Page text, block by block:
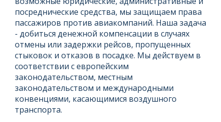
посреднические средства, мы защищаем права
пассажиров против авиакомпаний. Наша задача
- добиться денежной компенсации в случаях
отмены или задержки рейсов, пропущенных
стыковок и отказов в посадке. Мы действуем в
соответствии с европейским
законодательством, местным
законодательством и международными
конвенциями, касающимися воздушного
транспорта.